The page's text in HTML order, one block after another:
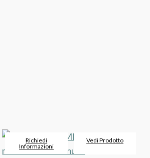
Richiedi
Informazioni
Vedi Prodotto